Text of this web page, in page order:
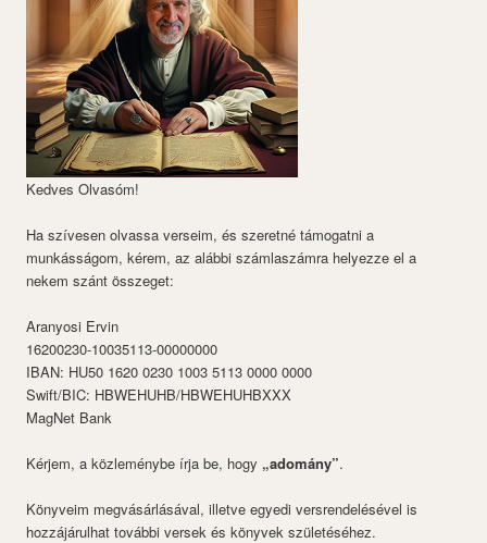
Kedves Olvasóm!
Ha szívesen olvassa verseim, és szeretné támogatni a
munkásságom, kérem, az alábbi számlaszámra helyezze el a
nekem szánt összeget:
Aranyosi Ervin
16200230-10035113-00000000
IBAN: HU50 1620 0230 1003 5113 0000 0000
Swift/BIC: HBWEHUHB/HBWEHUHBXXX
MagNet Bank
Kérjem, a közleménybe írja be, hogy „adomány”.
Könyveim megvásárlásával, illetve egyedi versrendelésével is
hozzájárulhat további versek és könyvek születéséhez.